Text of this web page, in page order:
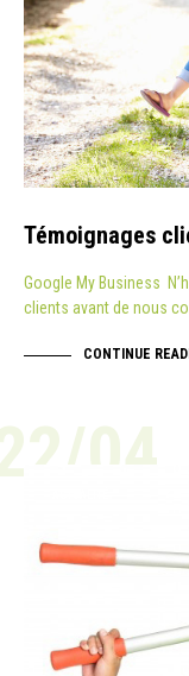
Témoignages
Google My Business
clients avant de nous
CONTINUE
04